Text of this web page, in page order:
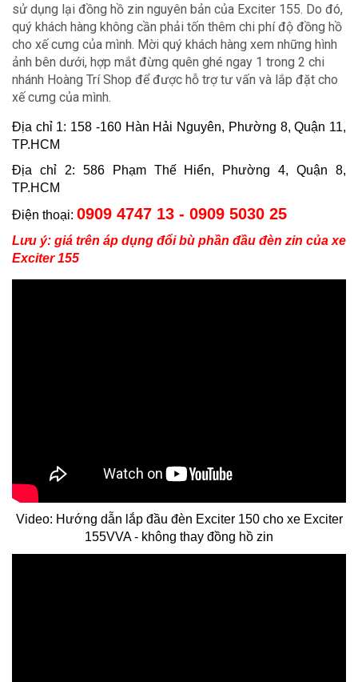
sử dụng lại đồng hồ zin nguyên bản của Exciter 155. Do đó,
quý khách hàng không cần phải tốn thêm chi phí độ đồng hồ
cho xế cưng của mình. Mời quý khách hàng xem những hình
ảnh bên dưới, hợp mắt đừng quên ghé ngay 1 trong 2 chi
nhánh Hoàng Trí Shop để được hỗ trợ tư vấn và lắp đặt cho
xế cưng của mình.
Địa chỉ 1: 158 -160 Hàn Hải Nguyên, Phường 8, Quận 11,
TP.HCM
Địa chỉ 2: 586 Phạm Thế Hiển, Phường 4, Quận 8,
TP.HCM
Điện thoại: 0909 4747 13 - 0909 5030 25
Lưu ý: giá trên áp dụng đổi bù phần đầu đèn zin của xe
Exciter 155
Video: Hướng dẫn lắp đầu đèn Exciter 150 cho xe Exciter
155VVA - không thay đồng hồ zin